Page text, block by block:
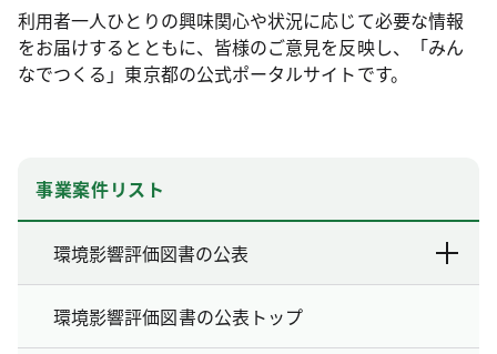
利用者一人ひとりの興味関心や状況に応じて必要な情報
をお届けするとともに、皆様のご意見を反映し、「みん
なでつくる」東京都の公式ポータルサイトです。
事業案件リスト
環境影響評価図書の公表
環境影響評価図書の公表トップ